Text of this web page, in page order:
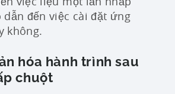
dẫn đến việc cài đặt ứng
không.
hóa hành trình sau
chuột